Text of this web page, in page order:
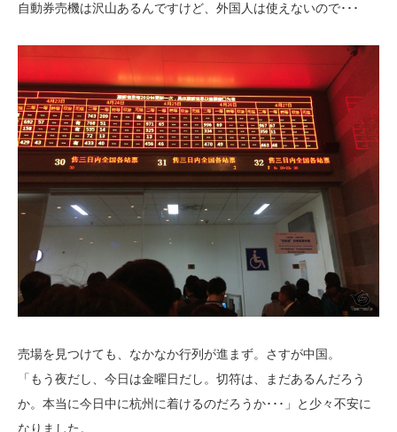
自動券売機は沢山あるんですけど、外国人は使えないので･･･
売場を見つけても、なかなか行列が進まず。さすが中国。
「もう夜だし、今日は金曜日だし。切符は、まだあるんだろう
か。本当に今日中に杭州に着けるのだろうか･･･」と少々不安に
なりました。